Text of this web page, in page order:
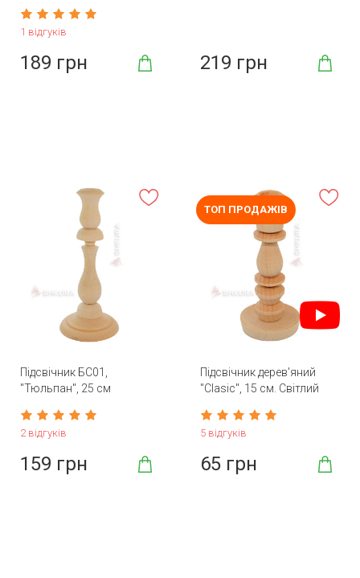
1 відгуків
189 грн 219 грн
Підсвічник БС01,
"Тюльпан", 25 см
2 відгуків
159 грн
ТОП ПРОДАЖІВ
Підсвічник дерев'яний
"Clasic", 15 см. Світлий
5 відгуків
65 грн